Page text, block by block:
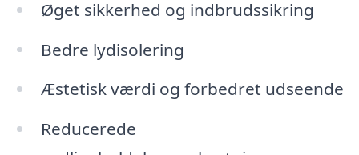
Øget sikkerhed og indbrudssikring
Bedre lydisolering
Æstetisk værdi og forbedret udseende
Reducerede